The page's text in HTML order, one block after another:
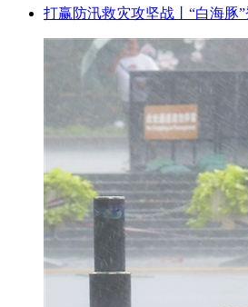
打赢防汛救灾攻坚战丨“白海豚